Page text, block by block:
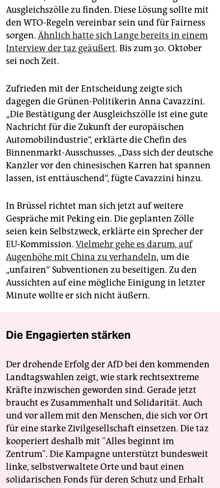
Ausgleichszölle zu finden. Diese Lösung sollte mit
den WTO-Regeln vereinbar sein und für Fairness
sorgen. Ähnlich hatte sich Lange bereits in einem
Interview der taz geäußert. Bis zum 30. Oktober
sei noch Zeit.
Zufrieden mit der Entscheidung zeigte sich
dagegen die Grünen-Politikerin Anna Cavazzini.
„Die Bestätigung der Ausgleichszölle ist eine gute
Nachricht für die Zukunft der europäischen
Automobilindustrie“, erklärte die Chefin des
Binnenmarkt-Ausschusses. „Dass sich der deutsche
Kanzler vor den chinesischen Karren hat spannen
lassen, ist enttäuschend“, fügte Cavazzini hinzu.
In Brüssel richtet man sich jetzt auf weitere
Gespräche mit Peking ein. Die geplanten Zölle
seien kein Selbstzweck, erklärte ein Sprecher der
EU-Kommission. Vielmehr gehe es darum, auf
Augenhöhe mit China zu verhandeln, um die
„unfairen“ Subventionen zu beseitigen. Zu den
Aussichten auf eine mögliche Einigung in letzter
Minute wollte er sich nicht äußern.
Die Engagierten stärken
Der drohende Erfolg der AfD bei den kommenden
Landtagswahlen zeigt, wie stark rechtsextreme
Kräfte inzwischen geworden sind. Gerade jetzt
braucht es Zusammenhalt und Solidarität. Auch
und vor allem mit den Menschen, die sich vor Ort
für eine starke Zivilgesellschaft einsetzen. Die taz
kooperiert deshalb mit "Alles beginnt im
Zentrum". Die Kampagne unterstützt bundesweit
linke, selbstverwaltete Orte und baut einen
solidarischen Fonds für deren Schutz und Erhalt